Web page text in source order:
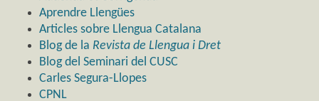
Aprendre Llengües
Articles sobre Llengua Catalana
Blog de la Revista de Llengua i Dret
Blog del Seminari del CUSC
Carles Segura-Llopes
CPNL